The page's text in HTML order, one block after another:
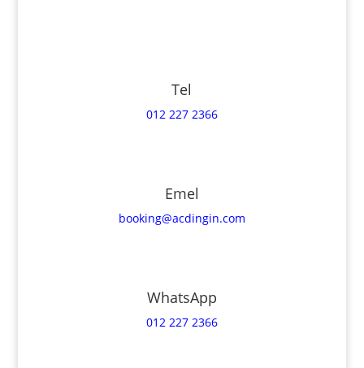
Tel
012 227 2366
Emel
booking@acdingin.com
WhatsApp
012 227 2366